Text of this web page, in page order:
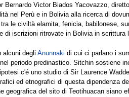
Bernardo Victor Biados Yacovazzo,
nel Perù e in Bolivia alla ricerca di
le civiltà elamita, fenicia, babilonese,
di iscrizioni ritrovate in Bolivia in
alcuni degliAnunnaki di cui ci parlano i
periodo predinastico. Sitchin sostiene
c'é uno studio di Sir Laurence
ed etnografici di questa
del sito di Teotihuacan siano